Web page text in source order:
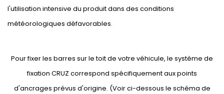
l'utilisation intensive du produit dans des conditions
météorologiques défavorables.
Pour fixer les barres sur le toit de votre véhicule, le système de
fixation CRUZ correspond spécifiquement aux points
d'ancrages prévus d'origine. (Voir ci-dessous le schéma de